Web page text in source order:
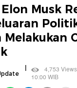
Musk
Melakukan
|
4,753
10:00 WIB